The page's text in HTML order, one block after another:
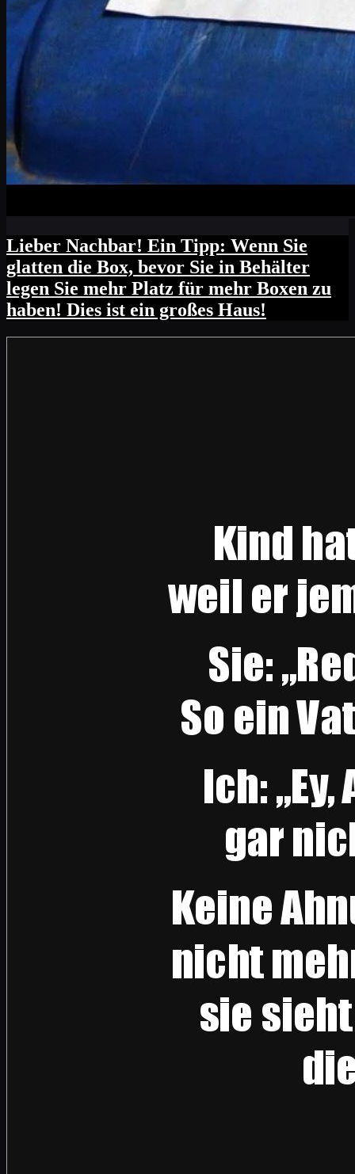
Lieber Nachbar! Ein Tipp: Wenn Sie
glatten die Box, bevor Sie in Behälter
legen Sie mehr Platz für mehr Boxen zu
haben! Dies ist ein großes Haus!